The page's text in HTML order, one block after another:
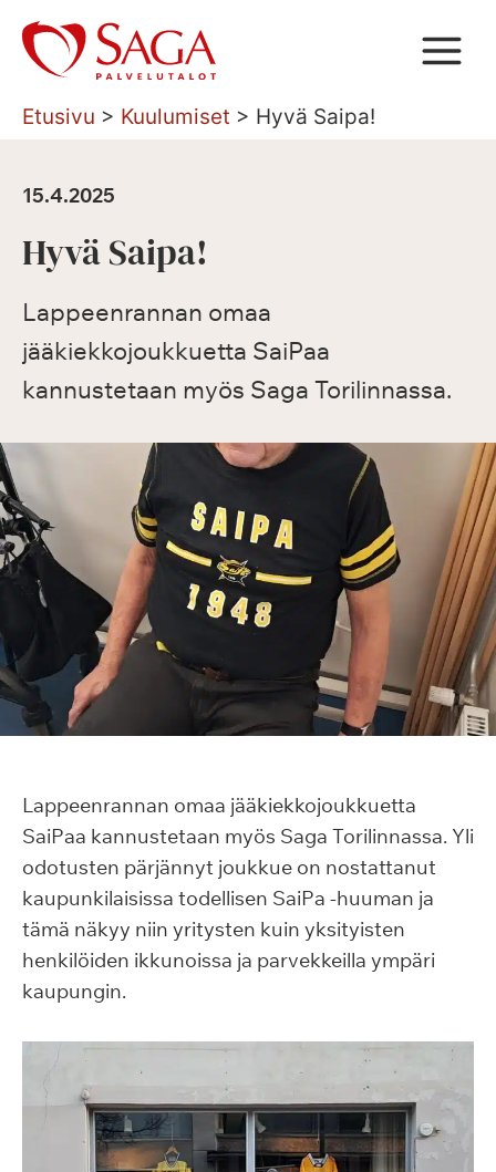
Siirry
sisältöön
Etusivu > Kuulumiset > Hyvä Saipa!
15.4.2025
Hyvä Saipa!
Lappeenrannan omaa
jääkiekkojoukkuetta SaiPaa
kannustetaan myös Saga Torilinnassa.
Lappeenrannan omaa jääkiekkojoukkuetta
SaiPaa kannustetaan myös Saga Torilinnassa. Yli
odotusten pärjännyt joukkue on nostattanut
kaupunkilaisissa todellisen SaiPa -huuman ja
tämä näkyy niin yritysten kuin yksityisten
henkilöiden ikkunoissa ja parvekkeilla ympäri
kaupungin.